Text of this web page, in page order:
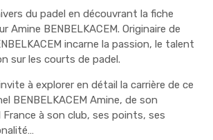
du padel en découvrant la fiche
Amine BENBELKACEM. Originaire de
incarne la passion, le talent
sur les courts de padel.
à explorer en détail la carrière de ce
BENBELKACEM Amine, de son
à son club, ses points, ses